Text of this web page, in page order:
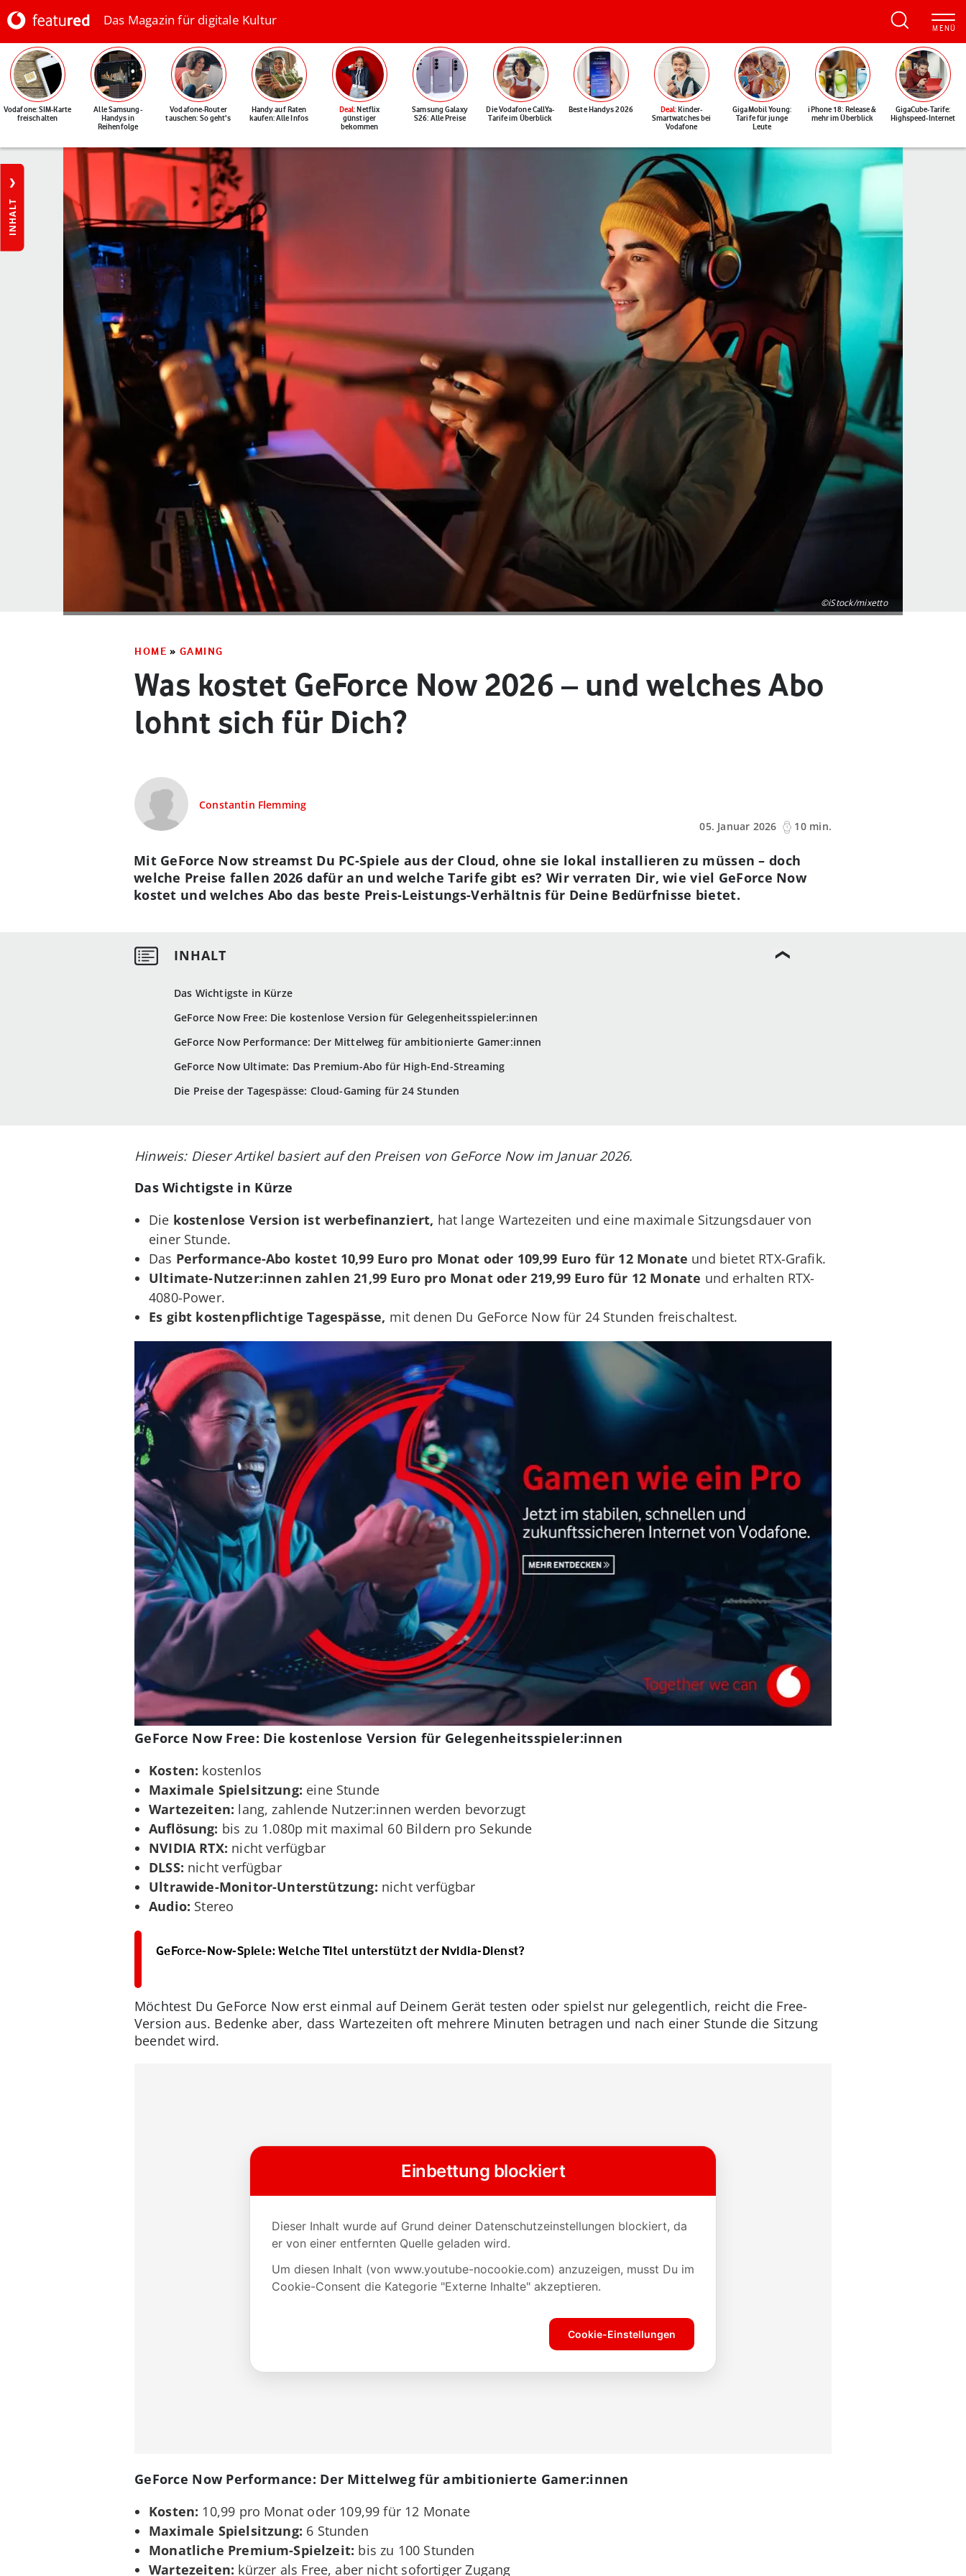
Das Magazin für digitale Kultur
Vodafone: SIM-Karte
freischalten
Alle Samsung-
Handys in
Reihenfolge
Vodafone-Router
tauschen: So geht's
Handy auf Raten
kaufen: Alle Infos
Deal: Netflix
günstiger
bekommen
Samsung Galaxy
S26: Alle Preise
Die Vodafone CallYa-
Tarife im Überblick
Beste Handys 2026 Deal: Kinder-
Smartwatches bei
Vodafone
GigaMobil Young:
Tarife für junge
Leute
iPhone 18: Release &
mehr im Überblick
GigaCube-Tarife:
Highspeed-Internet
INHALT
©iStock/mixetto
HOME » GAMING
Was kostet GeForce Now 2026 – und welches Abo
lohnt sich für Dich?
Constantin Flemming
05. Januar 2026
10 min.
Das Wichtigste in Kürze
GeForce Now Free: Die kostenlose Version für Gelegenheitsspieler:innen
GeForce Now Performance: Der Mittelweg für ambitionierte Gamer:innen
GeForce Now Ultimate: Das Premium-Abo für High-End-Streaming
Die Preise der Tagespässe: Cloud-Gaming für 24 Stunden
Mit GeForce Now streamst Du PC-Spiele aus der Cloud, ohne sie lokal installieren zu müssen – doch
welche Preise fallen 2026 dafür an und welche Tarife gibt es? Wir verraten Dir, wie viel GeForce Now
kostet und welches Abo das beste Preis-Leistungs-Verhältnis für Deine Bedürfnisse bietet.
Hinweis: Dieser Artikel basiert auf den Preisen von GeForce Now im Januar 2026.
Das Wichtigste in Kürze
Die kostenlose Version ist werbefinanziert, hat lange Wartezeiten und eine maximale Sitzungsdauer von
einer Stunde.
Das Performance-Abo kostet 10,99Euro pro Monat oder 109,99 Euro für 12 Monate und bietet RTX-Grafik.
Ultimate-Nutzer:innen zahlen 21,99 Euro pro Monat oder 219,99 Euro für 12 Monate und erhalten RTX-
4080-Power.
Es gibt kostenpflichtige Tagespässe, mit denen Du GeForce Now für 24 Stunden freischaltest.
GeForce Now Free: Die kostenlose Version für Gelegenheitsspieler:innen
Kosten: kostenlos
Maximale Spielsitzung: eine Stunde
Wartezeiten: lang, zahlende Nutzer:innen werden bevorzugt
Auflösung: bis zu 1.080p mit maximal 60 Bildern pro Sekunde
NVIDIA RTX: nicht verfügbar
DLSS: nicht verfügbar
Ultrawide-Monitor-Unterstützung: nicht verfügbar
Audio: Stereo
GeForce-Now-Spiele: Welche Titel unterstützt der Nvidia-Dienst?
Möchtest Du GeForce Now erst einmal auf Deinem Gerät testen oder spielst nur gelegentlich, reicht die Free-
Version aus. Bedenke aber, dass Wartezeiten oft mehrere Minuten betragen und nach einer Stunde die Sitzung
beendet wird.
GeForce Now Performance: Der Mittelweg für ambitionierte Gamer:innen
Kosten: 10,99 pro Monat oder 109,99 für 12 Monate
Maximale Spielsitzung: 6 Stunden
Monatliche Premium-Spielzeit: bis zu 100 Stunden
Wartezeiten: kürzer als Free, aber nicht sofortiger Zugang